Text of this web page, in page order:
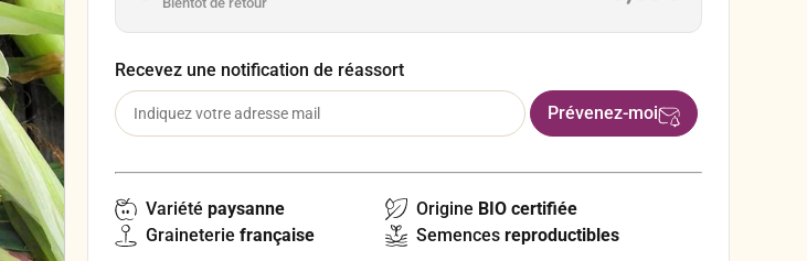
Recevez une notification de réassort
Variété paysanne Origine BIO certifiée
Graineterie française Semences reproductibles